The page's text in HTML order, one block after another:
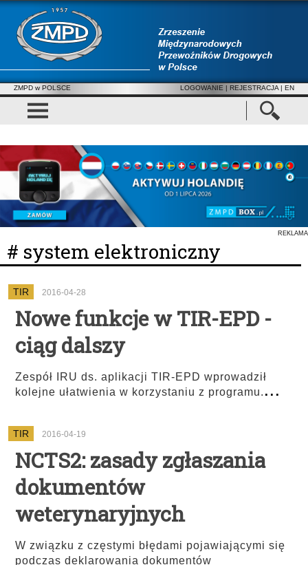
ZMPD w POLSCE LOGOWANIE | REJESTRACJA | EN
REKLAMA
# system elektroniczny
TIR 2016-04-28
Nowe funkcje w TIR-EPD -
ciąg dalszy
Zespół IRU ds. aplikacji TIR-EPD wprowadził
kolejne ułatwienia w korzystaniu z programu....
TIR 2016-04-19
NCTS2: zasady zgłaszania
dokumentów
weterynaryjnych
W związku z częstymi błędami pojawiającymi się
podczas deklarowania dokumentów